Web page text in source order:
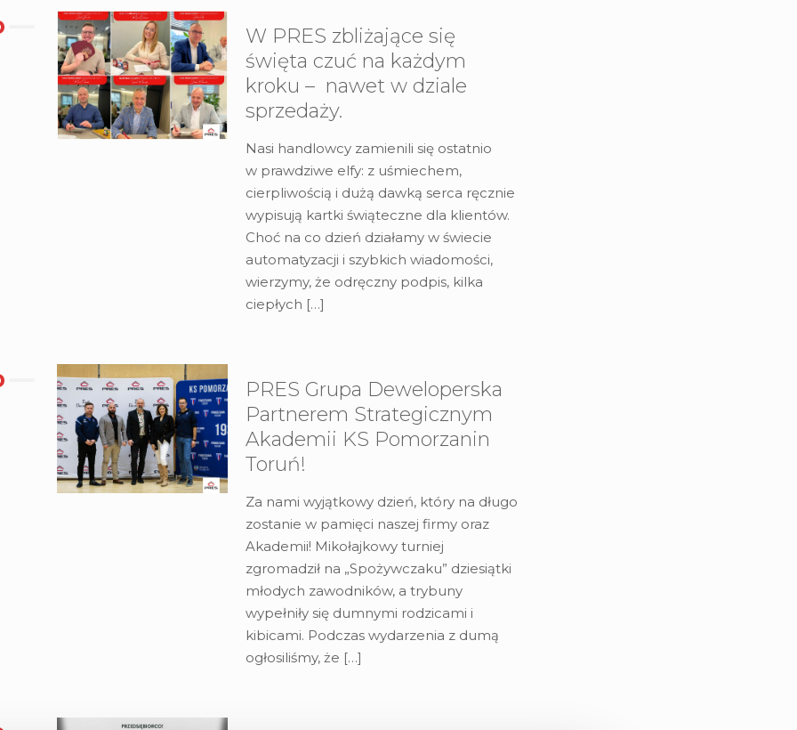
W PRES zbliżające się
święta czuć na każdym
kroku – nawet w dziale
sprzedaży.
Nasi handlowcy zamienili się ostatnio
w prawdziwe elfy: z uśmiechem,
cierpliwością i dużą dawką serca ręcznie
wypisują kartki świąteczne dla klientów.
Choć na co dzień działamy w świecie
automatyzacji i szybkich wiadomości,
wierzymy, że odręczny podpis, kilka
ciepłych […]
PRES Grupa Deweloperska
Partnerem Strategicznym
Akademii KS Pomorzanin
Toruń!
Za nami wyjątkowy dzień, który na długo
zostanie w pamięci naszej firmy oraz
Akademii! Mikołajkowy turniej
zgromadził na „Spożywczaku” dziesiątki
młodych zawodników, a trybuny
wypełniły się dumnymi rodzicami i
kibicami. Podczas wydarzenia z dumą
ogłosiliśmy, że […]